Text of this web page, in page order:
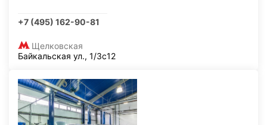
+7 (495) 162-90-81
Щелковская
Байкальская ул., 1/3с12